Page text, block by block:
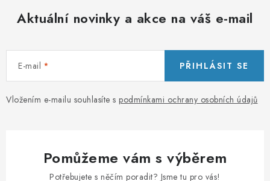
Aktuální novinky a akce na váš e-mail
E-mail
Vložením e-mailu souhlasíte s podmínkami ochrany osobních údajů
PŘIHLÁSIT SE
Pomůžeme vám s výběrem
Potřebujete s něčím poradit? Jsme tu pro vás!